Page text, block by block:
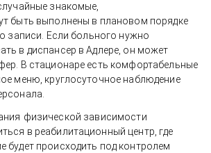
знакомые,
быть выполнены в плановом порядке
записи. Если больного нужно
в диспансер в Адлере, он может
В стационаре есть комфортабельные
меню, круглосуточное наблюдение
физической зависимости
в реабилитационный центр, где
будет происходить под контролем